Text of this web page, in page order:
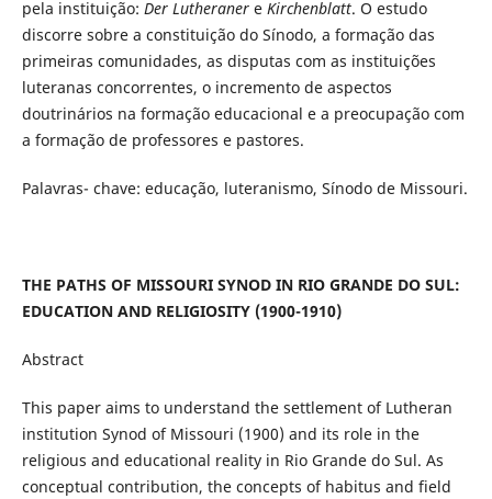
pela instituição: Der Lutheranere Kirchenblatt. O estudo
discorre sobre a constituição do Sínodo, a formação das
primeiras comunidades, as disputas com as instituições
luteranas concorrentes, o incremento de aspectos
doutrinários na formação educacional e a preocupação com
a formação de professores e pastores.
Palavras- chave: educação, luteranismo, Sínodo de Missouri.
THE PATHS OF MISSOURI SYNOD IN RIO GRANDE DO SUL:
EDUCATION AND RELIGIOSITY (1900-1910)
Abstract
This paper aims to understand the settlement of Lutheran
institution Synod of Missouri (1900) and its role in the
religious and educational reality in Rio Grande do Sul. As
conceptual contribution, the concepts of habitus and field